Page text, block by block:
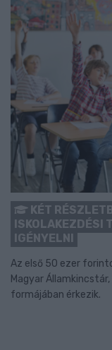
KÉT
ISKOLAKEZDÉSI
IGÉNYELNI
Az első 50 ezer
Magyar
formájában érkezik.